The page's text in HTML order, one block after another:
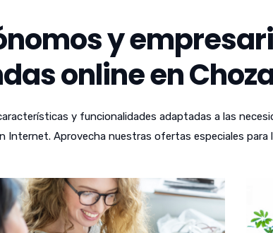
y
online en
y funcionalidades adaptadas a las
Internet. Aprovecha nuestras ofertas especiales para